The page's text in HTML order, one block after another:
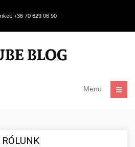
+36 70 629 06 90
Menü
RÓLUNK